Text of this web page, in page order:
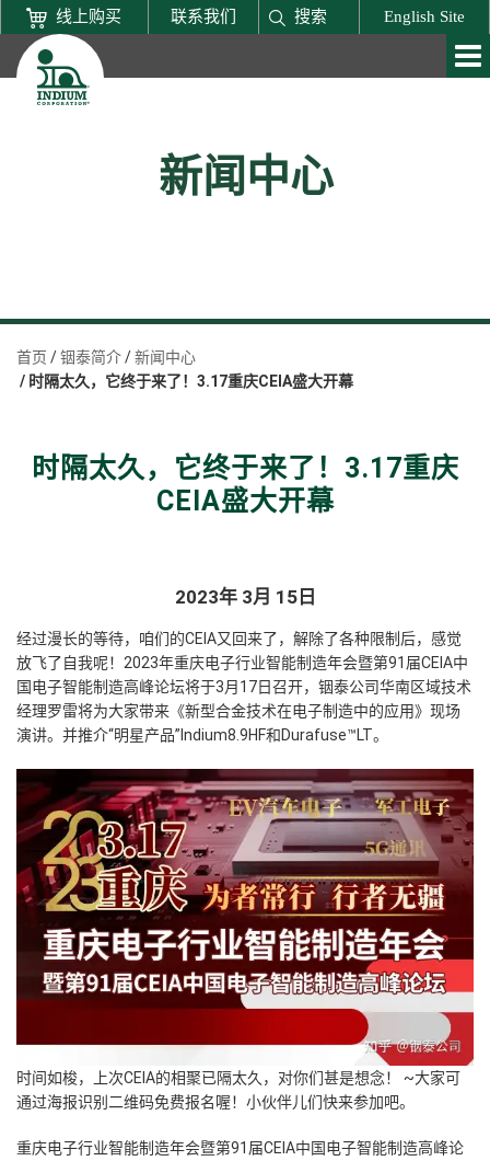
线上购买 联系我们 搜索 English Site
新闻中心
首页 铟泰简介
新闻中心
时隔太久，它终于来了！3.17重庆CEIA盛大开幕
时隔太久，它终于来了！3.17重庆
CEIA盛大开幕
2023年 3月 15日
经过漫长的等待，咱们的CEIA又回来了，解除了各种限制后，感觉
放飞了自我呢！2023年重庆电子行业智能制造年会暨第91届CEIA中
国电子智能制造高峰论坛将于3月17日召开， 铟泰公司华南区域技术
经理罗雷将为大家带来《新型合金技术在电子制造中的应用》现场
演讲。并推介“明星产品”Indium8.9HF和Durafuse™LT。
时间如梭，上次CEIA的相聚已隔太久，对你们甚是想念！
~大家可
通过海报识别二维码免费报名喔！小伙伴儿们快来参加吧。
重庆电子行业智能制造年会暨第91届CEIA中国电子智能制造高峰论